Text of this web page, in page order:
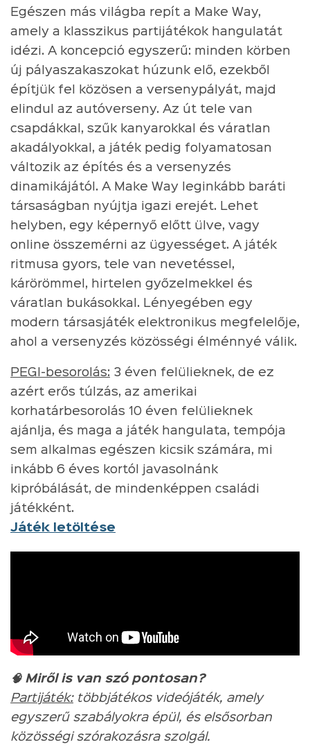
Egészen más világba repít a Make Way,
amely a klasszikus partijátékok hangulatát
idézi. A koncepció egyszerű: minden körben
új pályaszakaszokat húzunk elő, ezekből
építjük fel közösen a versenypályát, majd
elindul az autóverseny. Az út tele van
csapdákkal, szűk kanyarokkal és váratlan
akadályokkal, a játék pedig folyamatosan
változik az építés és a versenyzés
dinamikájától. A Make Way leginkább baráti
társaságban nyújtja igazi erejét. Lehet
helyben, egy képernyő előtt ülve, vagy
online összemérni az ügyességet. A játék
ritmusa gyors, tele van nevetéssel,
kárörömmel, hirtelen győzelmekkel és
váratlan bukásokkal. Lényegében egy
modern társasjáték elektronikus megfelelője,
ahol a versenyzés közösségi élménnyé válik.
PEGI-besorolás: 3 éven felülieknek, de ez
azért erős túlzás, az amerikai
korhatárbesorolás 10 éven felülieknek
ajánlja, és maga a játék hangulata, tempója
sem alkalmas egészen kicsik számára, mi
inkább 6 éves kortól javasolnánk
kipróbálását, de mindenképpen családi
játékként.
Játék letöltése
🧠 Miről is van szó pontosan?
Partijáték:többjátékos videójáték, amely
egyszerű szabályokra épül, és elsősorban
közösségi szórakozásra szolgál.